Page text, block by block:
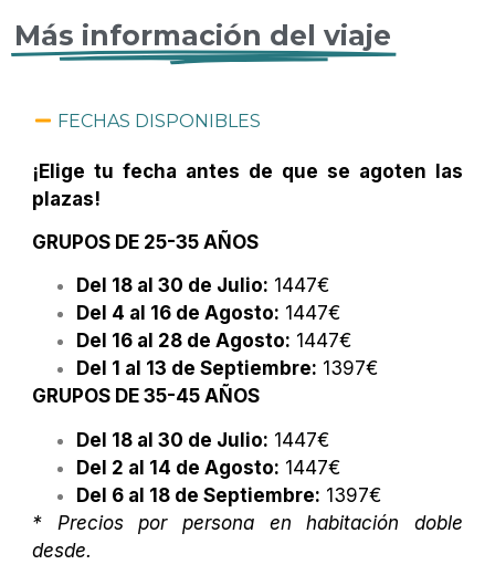
Más información del viaje
FECHAS DISPONIBLES
¡Elige tu fecha antes de que se agoten las
plazas!
GRUPOS DE 25-35 AÑOS
Del 18 al 30 de Julio: 1447€
Del 4 al 16 de Agosto: 1447€
Del 16 al 28 de Agosto: 1447€
Del 1 al 13 de Septiembre: 1397€
GRUPOS DE 35-45 AÑOS
Del 18 al 30 de Julio: 1447€
Del 2 al 14 de Agosto: 1447€
Del 6 al 18 de Septiembre: 1397€
* Precios por persona en habitación doble
desde.